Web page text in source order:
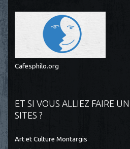
Cafesphilo.org
ET SI VOUS ALLIEZ FAIRE
SITES ?
Art et Culture Montargis